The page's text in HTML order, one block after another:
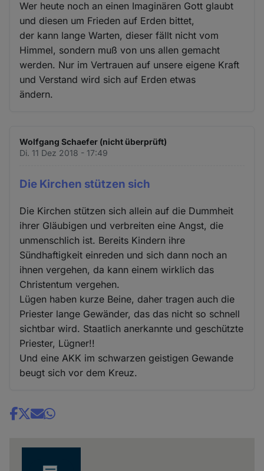
Wer heute noch an einen Imaginären Gott glaubt
und diesen um Frieden auf Erden bittet,
der kann lange Warten, dieser fällt nicht vom
Himmel, sondern muß von uns allen gemacht
werden. Nur im Vertrauen auf unsere eigene Kraft
und Verstand wird sich auf Erden etwas
ändern.
Wolfgang Schaefer (nicht überprüft)
Di. 11 Dez 2018 - 17:49
Die Kirchen stützen sich
Die Kirchen stützen sich allein auf die Dummheit
ihrer Gläubigen und verbreiten eine Angst, die
unmenschlich ist. Bereits Kindern ihre
Sündhaftigkeit einreden und sich dann noch an
ihnen vergehen, da kann einem wirklich das
Christentum vergehen.
Lügen haben kurze Beine, daher tragen auch die
Priester lange Gewänder, das das nicht so schnell
sichtbar wird. Staatlich anerkannte und geschützte
Priester, Lügner!!
Und eine AKK im schwarzen geistigen Gewande
beugt sich vor dem Kreuz.
Share